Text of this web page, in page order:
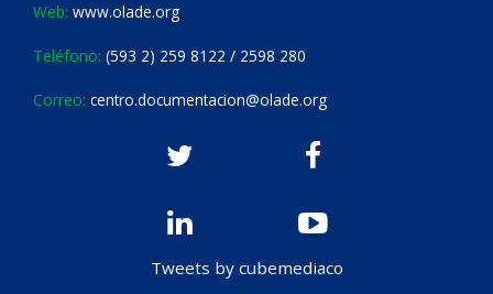
Web: www.olade.org
Teléfono: (593 2) 259 8122 / 2598 280
Correo: centro.documentacion@olade.org
Tweets by cubemediaco